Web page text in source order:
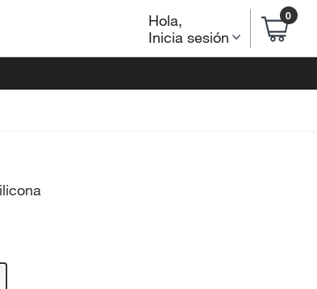
Hola,
Inicia sesión
0